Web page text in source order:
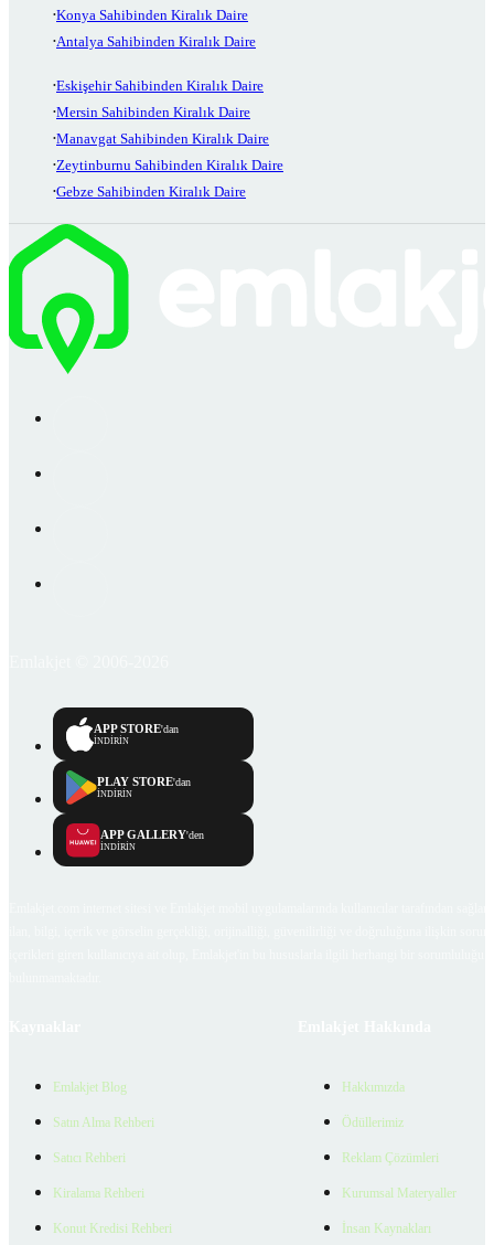
Konya Sahibinden Kiralık Daire
Antalya Sahibinden Kiralık Daire
Eskişehir Sahibinden Kiralık Daire
Mersin Sahibinden Kiralık Daire
Manavgat Sahibinden Kiralık Daire
Zeytinburnu Sahibinden Kiralık Daire
Gebze Sahibinden Kiralık Daire
APP STORE'dan
İNDİRİN
PLAY STORE'dan
İNDİRİN
APP GALLERY'den
İNDİRİN
Emlakjet Blog
Satın Alma Rehberi
Satıcı Rehberi
Kiralama Rehberi
Konut Kredisi Rehberi
Hakkımızda
Ödüllerimiz
Reklam Çözümleri
Kurumsal Materyaller
İnsan Kaynakları